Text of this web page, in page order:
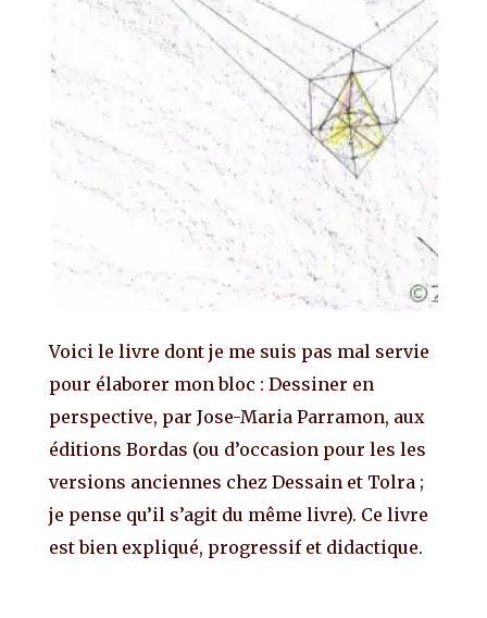
Voici le livre dont je me suis pas mal servie
pour élaborer mon bloc : Dessiner en
perspective, par Jose-Maria Parramon, aux
éditions Bordas (ou d’occasion pour les les
versions anciennes chez Dessain et Tolra ;
je pense qu’il s’agit du même livre). Ce livre
est bien expliqué, progressif et didactique.